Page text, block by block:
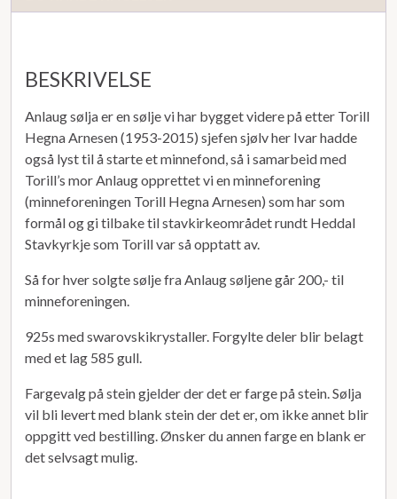
BESKRIVELSE
Anlaug sølja er en sølje vi har bygget videre på etter Torill
Hegna Arnesen (1953-2015) sjefen sjølv her Ivar hadde
også lyst til å starte et minnefond, så i samarbeid med
Torill’s mor Anlaug opprettet vi en minneforening
(minneforeningen Torill Hegna Arnesen) som har som
formål og gi tilbake til stavkirkeområdet rundt Heddal
Stavkyrkje som Torill var så opptatt av.
Så for hver solgte sølje fra Anlaug søljene går 200,- til
minneforeningen.
925s med swarovskikrystaller. Forgylte deler blir belagt
med et lag 585 gull.
Fargevalg på stein gjelder der det er farge på stein. Sølja
vil bli levert med blank stein der det er, om ikke annet blir
oppgitt ved bestilling. Ønsker du annen farge en blank er
det selvsagt mulig.